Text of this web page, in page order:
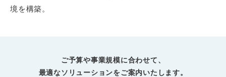
境を構築。
ご予算や事業規模に合わせて、
最適なソリューションをご案内いたします。